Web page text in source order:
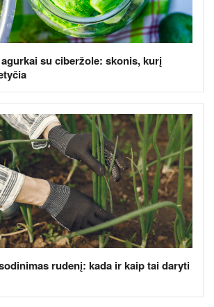
su ciberžole: skonis, kurį
rudenį: kada ir kaip tai daryti